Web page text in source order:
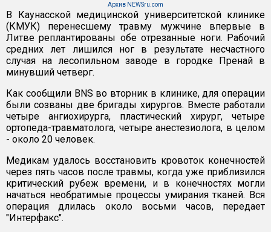
Архив NEWSru.com
В Каунасской медицинской университетской клинике
(КМУК) перенесшему травму мужчине впервые в
Литве реплантированы обе отрезанные ноги. Рабочий
средних лет лишился ног в результате несчастного
случая на лесопильном заводе в городке Пренай в
минувший четверг.
Как сообщили BNS во вторник в клинике, для операции
были созваны две бригады хирургов. Вместе работали
четыре ангиохирурга, пластический хирург, четыре
ортопеда-травматолога, четыре анестезиолога, в целом
- около 20 человек.
Медикам удалось восстановить кровоток конечностей
через пять часов после травмы, когда уже приблизился
критический рубеж времени, и в конечностях могли
начаться необратимые процессы умирания тканей. Вся
операция длилась около восьми часов, передает
"Интерфакс".